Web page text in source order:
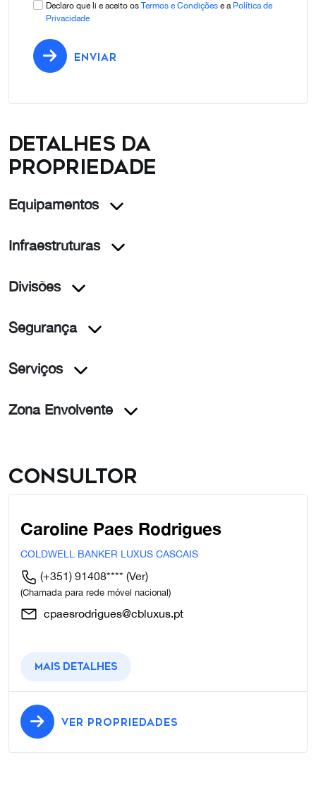
Declaro que li e aceito os Termos e Condições e a Política de
Privacidade
ENVIAR
Detalhes da
propriedade
Equipamentos
Infraestruturas
Divisões
Segurança
Serviços
Zona Envolvente
Consultor
Caroline Paes Rodrigues
COLDWELL BANKER LUXUS CASCAIS
(+351) 91408**** (Ver)
(Chamada para rede móvel nacional)
cpaesrodrigues@cbluxus.pt
Mais detalhes
VER PROPRIEDADES